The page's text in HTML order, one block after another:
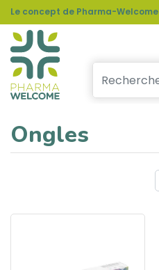
Le concept de Pharma-Welcome
Ongles